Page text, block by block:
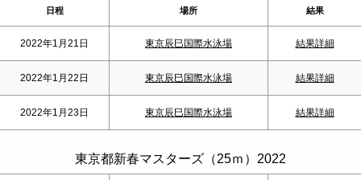
日程 場所 結果
2022年1月21日 東京辰巳国際水泳場 結果詳細
2022年1月22日 東京辰巳国際水泳場 結果詳細
2022年1月23日 東京辰巳国際水泳場 結果詳細
東京都新春マスターズ（25ｍ）2022